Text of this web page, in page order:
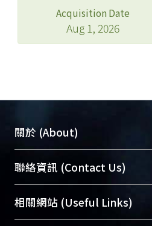
Acquisition Date
Aug 1, 2026
關於 (About)
臺大位居世界頂尖大學之列
展現本校豐碩的研究成果及
機構典藏（NTUR）與學術庫
台，成為臺大學術典藏NTU
聯絡資訊 (Contact Us)
總館學科館員(Main Library)
醫學圖書館學科館員
相關網站 (Useful Links)